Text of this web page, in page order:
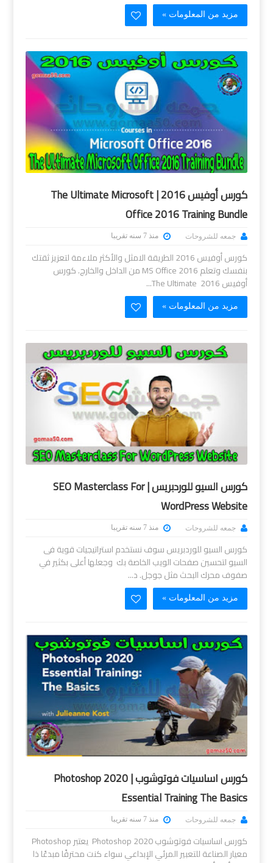
مزيد من المعلومات »
كورس أوفيس 2016 | The Ultimate Microsoft
Office 2016 Training Bundle
جمعه للشروحات منذ 7 سنه تقريبا
كورس أوفيس 2016 الطريقة الامثل والأكثر ملاءمة لتعزيز ثقتك
بنفسك وتعلم MS Office 2016 من الداخل والخارج. كورس
أوفيس 2016 The Ultimate...
مزيد من المعلومات »
كورس السيو للوردبريس | SEO Masterclass For
WordPress Website
جمعه للشروحات منذ 7 سنه تقريبا
كورس السيو للوردبريس سوف نستخدم استراتيجيات قوية فى
السيو لتحسين صفحات الويب الخاصة بك وجعلها أعلى بكثير في
صفوف محرك البحث مثل جوجل. د...
مزيد من المعلومات »
كورس اساسيات فوتوشوب | Photoshop 2020
Essential Training The Basics
جمعه للشروحات منذ 7 سنه تقريبا
كورس اساسيات فوتوشوب Photoshop 2020 يعتبر Photoshop
معيار الصناعة للتعبير المرئي الإبداعي سواء كنت محترفًا مبدعًا ذا